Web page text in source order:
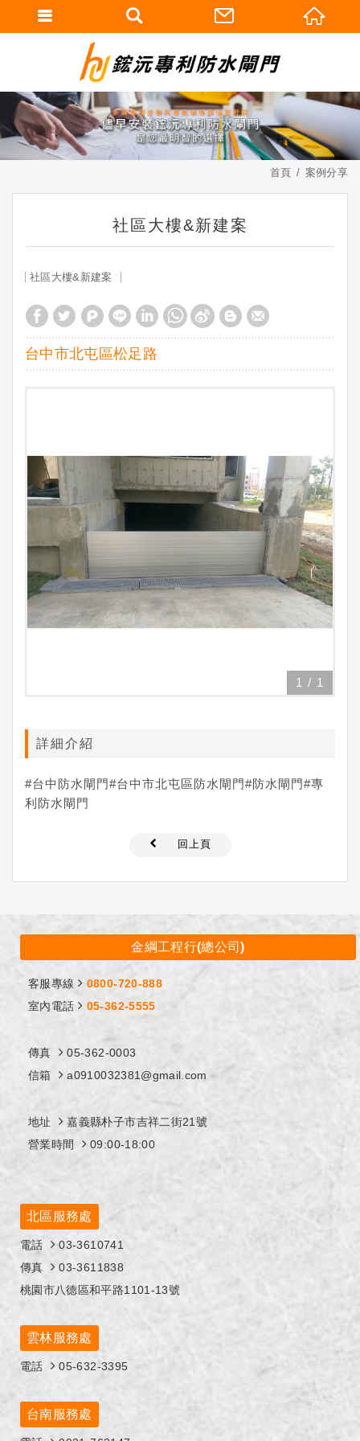
首頁 案例分享
社區大樓&新建案
社區大樓&新建案
台中市北屯區松足路
1 / 1
詳細介紹
#台中防水閘門#台中市北屯區防水閘門#防水閘門#專
利防水閘門
回上頁
金綱工程行(總公司)
客服專線
0800-720-888
室內電話
05-362-5555
傳真
05-362-0003
信箱
a0910032381@gmail.com
地址
嘉義縣朴子市吉祥二街21號
營業時間
09:00-18:00
北區服務處
電話
03-3610741
傳真
03-3611838
桃園市八德區和平路1101-13號
雲林服務處
電話 05-632-3395
台南服務處